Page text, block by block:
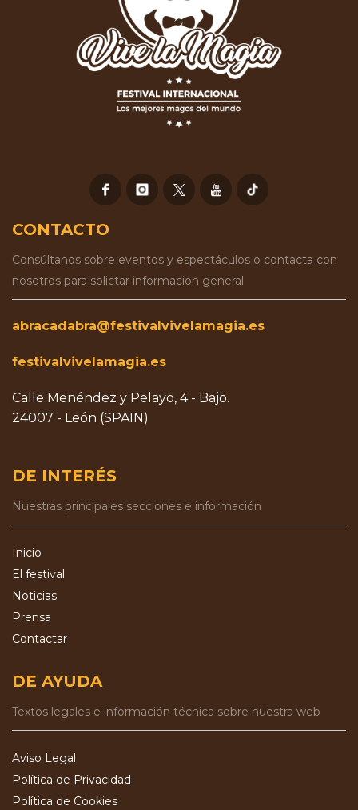
CONTACTO
Consúltanos sobre eventos y espectáculos o contacta con
nosotros para solictar información general
abracadabra@festivalvivelamagia.es
festivalvivelamagia.es
Calle Menéndez y Pelayo, 4 - Bajo.
24007 - León (SPAIN)
DE INTERÉS
Nuestras principales secciones e información
Inicio
El festival
Noticias
Prensa
Contactar
DE AYUDA
Textos legales e información técnica sobre nuestra web
Aviso Legal
Política de Privacidad
Política de Cookies